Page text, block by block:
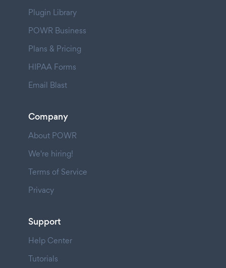
Plugin Library
POWR Business
Plans & Pricing
HIPAA Forms
Email Blast
Company
About POWR
We're hiring!
Terms of Service
Privacy
Support
Help Center
Tutorials